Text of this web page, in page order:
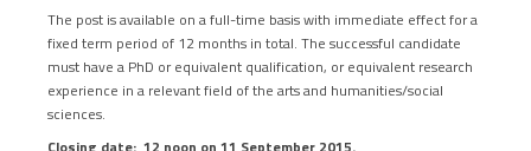
The post is available on a full-time basis with immediate effect for a
fixed term period of 12 months in total. The successful candidate
must have a PhD or equivalent qualification, or equivalent research
experience in a relevant field of the arts and humanities/social
sciences.